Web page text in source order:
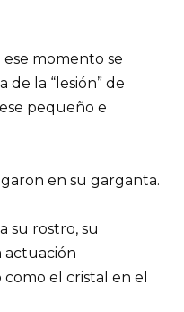
ese momento se
de la “lesión” de
pequeño e
en su garganta.
su rostro, su
actuación
el cristal en el